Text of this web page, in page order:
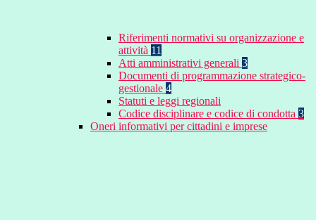
Riferimenti normativi su organizzazione e
attività 11
Atti amministrativi generali 3
Documenti di programmazione strategico-
gestionale 4
Statuti e leggi regionali
Codice disciplinare e codice di condotta 3
Oneri informativi per cittadini e imprese